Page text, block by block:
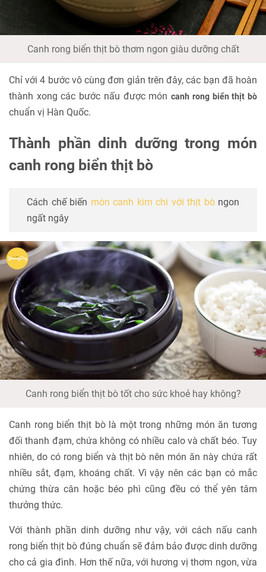
Canh rong biển thịt bò thơm ngon giàu dưỡng chất
Chỉ với 4 bước vô cùng đơn giản trên đây, các bạn đã hoàn
thành xong các bước nấu được móncanh rong biển thịt bò
chuẩn vị Hàn Quốc.
Thành phần dinh dưỡng trong món
canh rong biển thịt bò
Cách chế biến món canh kim chi với thịt bòngon
ngất ngây
Canh rong biển thịt bò tốt cho sức khoẻ hay không?
Canh rong biển thịt bò là một trong những món ăn tương
đối thanh đạm, chứa không có nhiều calo và chất béo. Tuy
nhiên, do có rong biển và thịt bò nên món ăn này chứa rất
nhiều sắt, đạm, khoáng chất. Vì vậy nên các bạn có mắc
chứng thừa cân hoặc béo phì cũng đều có thể yên tâm
thưởng thức.
Với thành phần dinh dưỡng như vậy, với cách nấu canh
rong biển thịt bò đúng chuẩn sẽ đảm bảo được dinh dưỡng
cho cả gia đình. Hơn thế nữa, với hương vị thơm ngon, vừa